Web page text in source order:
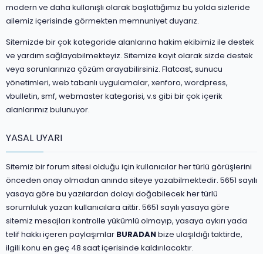
modern ve daha kullanışlı olarak başlattığımız bu yolda sizleride
ailemiz içerisinde görmekten memnuniyet duyarız.
Sitemizde bir çok kategoride alanlarına hakim ekibimiz ile destek
ve yardım sağlayabilmekteyiz. Sitemize kayıt olarak sizde destek
veya sorunlarınıza çözüm arayabilirsiniz. Flatcast, sunucu
yönetimleri, web tabanlı uygulamalar, xenforo, wordpress,
vbulletin, smf, webmaster kategorisi, v.s gibi bir çok içerik
alanlarımız bulunuyor.
YASAL UYARI
Sitemiz bir forum sitesi olduğu için kullanıcılar her türlü görüşlerini
önceden onay olmadan anında siteye yazabilmektedir. 5651 sayılı
yasaya göre bu yazılardan dolayı doğabilecek her türlü
sorumluluk yazan kullanıcılara aittir. 5651 sayılı yasaya göre
sitemiz mesajları kontrolle yükümlü olmayıp, yasaya aykırı yada
telif hakkı içeren paylaşımlar BURADANbize ulaşıldığı taktirde,
ilgili konu en geç 48 saat içerisinde kaldırılacaktır.